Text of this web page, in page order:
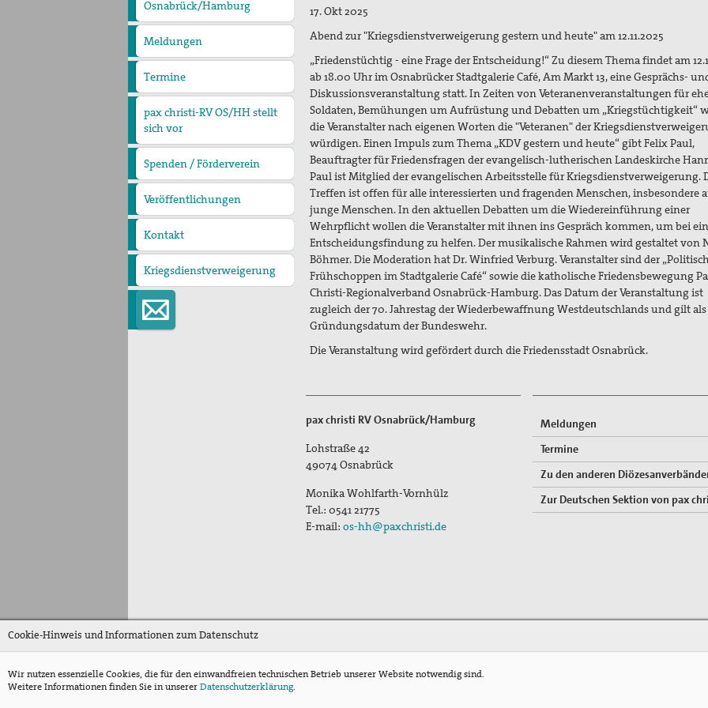
christi
Osnabrück/Hamburg
Meldungen
Termine
pax christi-RV OS/HH stellt
sich vor
Wer wir sind
Regionalvorstand
Ansprechpartner
pax christi Regionalbüro
Mitglied werden
Spenden / Förderverein
Veröffentlichungen
PaxpOSt
Arbeitshilfe zum Ersten
Weltkrieg
Kontakt
Kriegsdienstverweigerung
17. Okt 2025
Abend zur "Kriegsdienstverweigerung gestern und heute" am 12.11.2025
„Friedenstüchtig - eine Frage der Entscheidung!“ Zu diesem Thema findet am
ab 18.00 Uhr im Osnabrücker Stadtgalerie Café, Am Markt 13, eine Gesprächs-
Diskussionsveranstaltung statt. In Zeiten von Veteranenveranstaltungen für
Soldaten, Bemühungen um Aufrüstung und Debatten um „Kriegstüchtigkeit“
die Veranstalter nach eigenen Worten die "Veteranen" der
würdigen. Einen Impuls zum Thema „KDV gestern und heute“ gibt Felix Paul,
Beauftragter für Friedensfragen der evangelisch-lutherischen Landeskirche
Paul ist Mitglied der evangelischen Arbeitsstelle für Kriegsdienstverweigerung.
Treffen ist offen für alle interessierten und fragenden Menschen, insbesondere
junge Menschen. In den aktuellen Debatten um die Wiedereinführung einer
Wehrpflicht wollen die Veranstalter mit ihnen ins Gespräch kommen, um bei
Entscheidungsfindung zu helfen. Der musikalische Rahmen wird gestaltet von
Böhmer. Die Moderation hat Dr. Winfried Verburg. Veranstalter sind der
Frühschoppen im Stadtgalerie Café“ sowie die katholische Friedensbewegung
Christi-Regionalverband Osnabrück-Hamburg. Das Datum der Veranstaltung ist
zugleich der 70. Jahrestag der Wiederbewaffnung Westdeutschlands und gilt als
Gründungsdatum der Bundeswehr.
Die Veranstaltung wird gefördert durch die Friedensstadt Osnabrück.
pax christi RV Osnabrück/Hamburg
Lohstraße 42
49074 Osnabrück
Monika Wohlfarth-Vornhülz
Tel.: 0541 21775
E-mail: os-hh@paxchristi.de
Meldungen
Termine
Zu den anderen
Zur Deutschen Sektion von pax
Cookie-Hinweis und Informationen zum Datenschutz
Wir nutzen essenzielle Cookies, die für den einwandfreien technischen Betrieb unserer Website notwendig sind.
Weitere Informationen finden Sie in unsererDatenschutzerklärung.